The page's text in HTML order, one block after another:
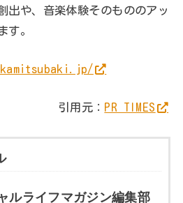
出や、音楽体験そのもののアッ
す。
引用元： PR TIMES
ルライフマガジン編集部